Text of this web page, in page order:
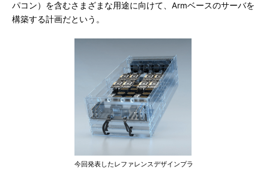
パコン）を含むさまざまな用途に向けて、Armベースのサーバを
構築する計画だという。
今回発表したレファレンスデザインプラ